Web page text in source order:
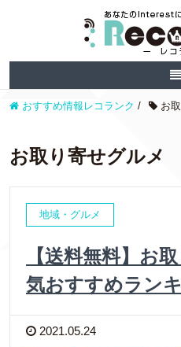
おすすめ情報レコランク / お
お取り寄せグルメ
地域・グルメ
【送料無料】お
気おすすめラン
2021.05.24